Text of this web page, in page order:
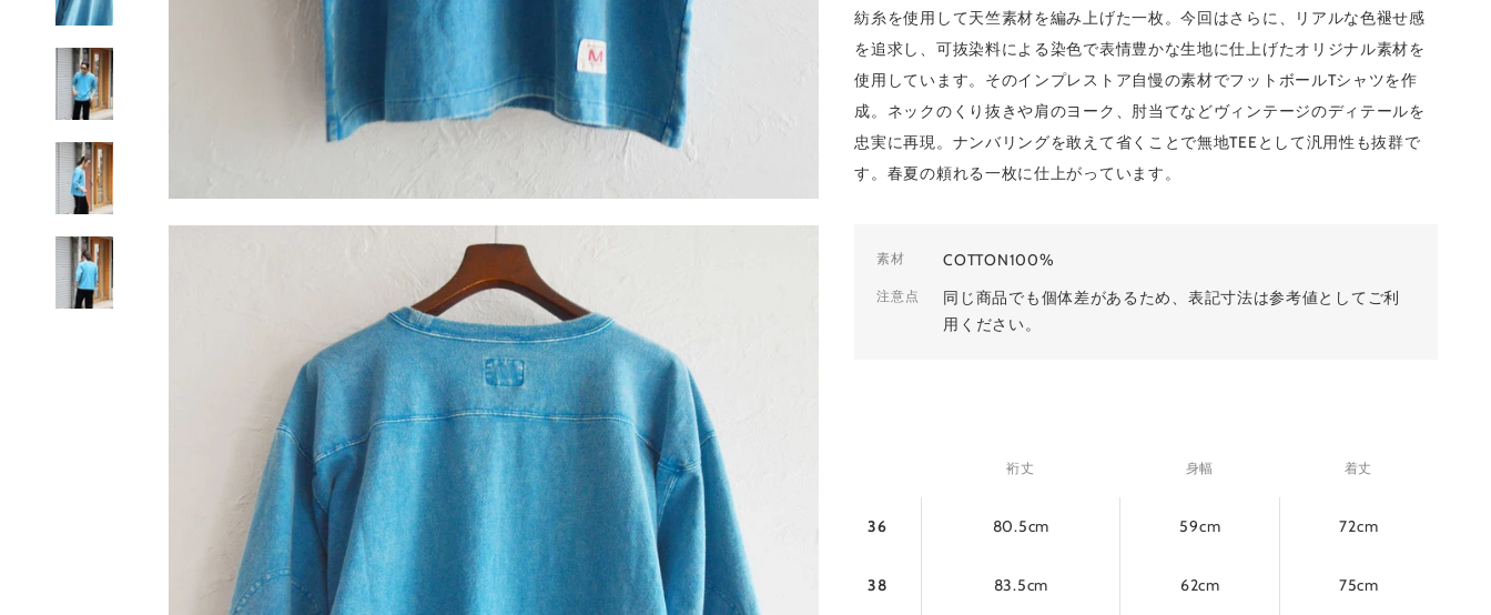
紡糸を使用して天竺素材を編み上げた一枚。今回はさらに、リアルな色褪せ感
を追求し、可抜染料による染色で表情豊かな生地に仕上げたオリジナル素材を
使用しています。そのインプレストア自慢の素材でフットボールTシャツを作
成。ネックのくり抜きや肩のヨーク、肘当てなどヴィンテージのディテールを
忠実に再現。ナンバリングを敢えて省くことで無地TEEとして汎用性も抜群で
す。春夏の頼れる一枚に仕上がっています。
素材 COTTON100%
注意点
同じ商品でも個体差があるため、表記寸法は参考値としてご利
用ください。
裄丈 身幅 着丈
36 80.5cm 59cm 72cm
38 83.5cm 62cm 75cm